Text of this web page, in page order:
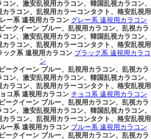
ン、激安乱視用カラコン、韓国乱視カラコン、
ラコン、乱視用カラーコンタクト、格安乱視用
ー系 遠視用カラコン グレー系 遠視用カラコン
ークイーン ブルー、乱視用カラコン、乱視カラ
ン、激安乱視用カラコン、韓国乱視カラコン、
ラコン、乱視用カラーコンタクト、格安乱視用
ック系 遠視用カラコン ブラック系 遠視用カラコ
ン
ークイーン ブルー、乱視用カラコン、乱視カラ
ン、激安乱視用カラコン、韓国乱視カラコン、
ラコン、乱視用カラーコンタクト、格安乱視用
コ系 遠視用カラコン チョコ系 遠視用カラコン
ークイーン ブルー、乱視用カラコン、乱視カラ
ン、激安乱視用カラコン、韓国乱視カラコン、
ラコン、乱視用カラーコンタクト、格安乱視用
ー系 遠視用カラコン ブルー系 遠視用カラコン
ークイーン ブルー、乱視用カラコン、乱視カラ